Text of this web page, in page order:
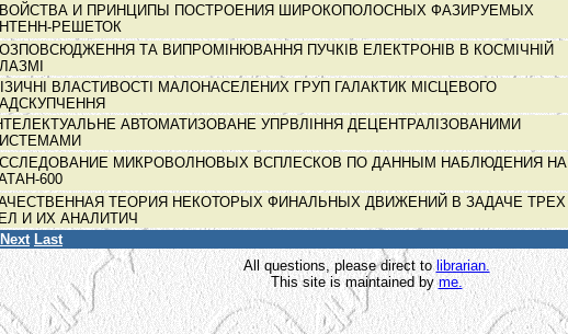
И ПРИНЦИПЫ ПОСТРОЕНИЯ ШИРОКОПОЛОСНЫХ ФАЗИРУЕМЫХ
РЕШЕТОК
ТА ВИПРОМІНЮВАННЯ ПУЧКІВ ЕЛЕКТРОНІВ В КОСМІЧНІЙ
ВЛАСТИВОСТІ МАЛОНАСЕЛЕНИХ ГРУП ГАЛАКТИК МІСЦЕВОГО
АВТОМАТИЗОВАНЕ УПРВЛІННЯ ДЕЦЕНТРАЛІЗОВАНИМИ
МИКРОВОЛНОВЫХ ВСПЛЕСКОВ ПО ДАННЫМ НАБЛЮДЕНИЯ НА
600
ТЕОРИЯ НЕКОТОРЫХ ФИНАЛЬНЫХ ДВИЖЕНИЙ В ЗАДАЧЕ ТРЕХ
И ИХ АНАЛИТИЧ
Next Last
All questions, please direct tolibrarian.
This site is maintained byme.